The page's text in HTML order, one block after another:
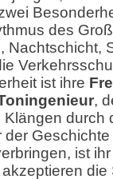
des
Nachtschicht,
ist ihre
,
durch
ist